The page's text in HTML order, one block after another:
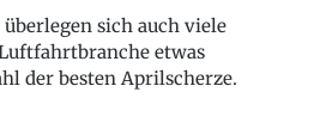
überlegen sich auch viele
etwas
der besten Aprilscherze.